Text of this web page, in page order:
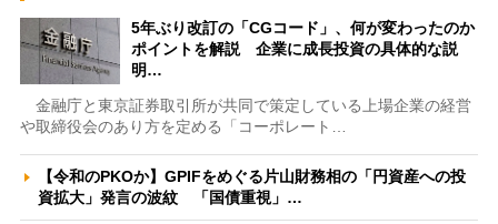
5年ぶり改訂の「CGコード」、何が変わったのか
ポイントを解説 企業に成長投資の具体的な説
明…
金融庁と東京証券取引所が共同で策定している上場企業の経営
や取締役会のあり方を定める「コーポレート…
【令和のPKOか】GPIFをめぐる片山財務相の「円資産への投
資拡大」発言の波紋 「国債重視」…